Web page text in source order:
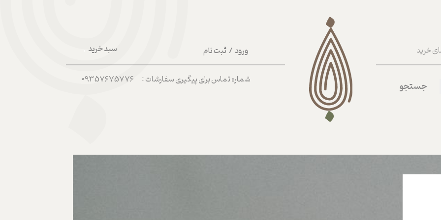
سبد خرید ورود / ثبت نام
حساب کاربری من
تغییر گذر واژه
خرید
شماره تماس برای پیگیری سفارشات : 09357675776
جستجو